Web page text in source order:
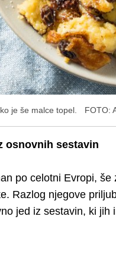
je še malce topel. FOTO:
osnovnih sestavin
po celotni Evropi,
Razlog njegove
jed iz sestavin, ki jih